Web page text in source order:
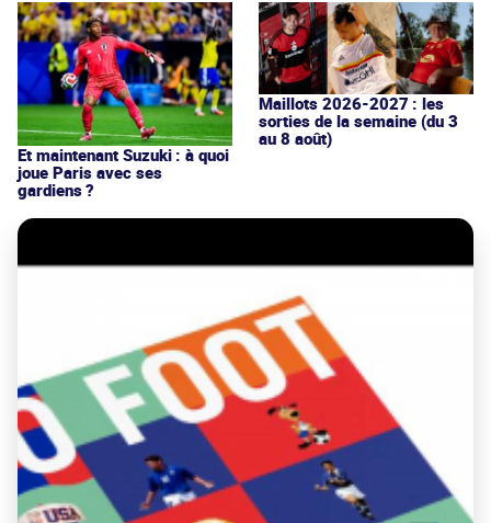
Et maintenant Suzuki : à quoi
joue Paris avec ses
gardiens ?
Maillots 2026-2027 : les
sorties de la semaine (du 3
au 8 août)